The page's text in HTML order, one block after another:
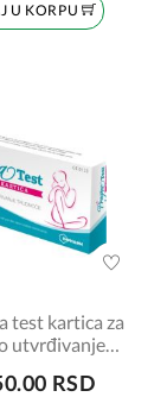
U KORPU
test kartica za
utvrđivanje
RSD